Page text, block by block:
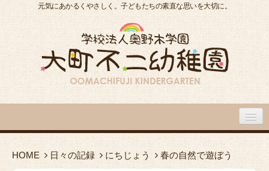
元気にあかるくやさしく。子どもたちの素直な思いを大切に。
大町不二幼稚園について
HOME 日々の記録 にちじょう 春の自然で遊ぼう